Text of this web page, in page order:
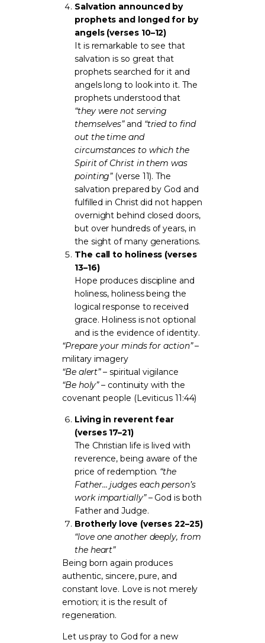
Salvation announced by
prophets and longed for by
angels (verses 10–12)
It is remarkable to see that
salvation is so great that
prophets searched for it and
angels long to look into it. The
prophets understood that
“they were not serving
themselves”and “tried to find
out the time and
circumstances to which the
Spirit of Christ in them was
pointing”(verse 11). The
salvation prepared by God and
fulfilled in Christ did not happen
overnight behind closed doors,
but over hundreds of years, in
the sight of many generations.
The call to holiness (verses
13–16)
Hope produces discipline and
holiness, holiness being the
logical response to received
grace. Holiness is not optional
and is the evidence of identity.
“Prepare your minds for action”–
military imagery
“Be alert”– spiritual vigilance
“Be holy”– continuity with the
covenant people (Leviticus 11:44)
Living in reverent fear
(verses 17–21)
The Christian life is lived with
reverence, being aware of the
price of redemption. “the
Father… judges each person’s
work impartially”– God is both
Father and Judge.
Brotherly love (verses 22–25)
“love one another deeply, from
the heart”
Being born again produces
authentic, sincere, pure, and
constant love. Love is not merely
emotion; it is the result of
regeneration.
Let us pray to God for a new